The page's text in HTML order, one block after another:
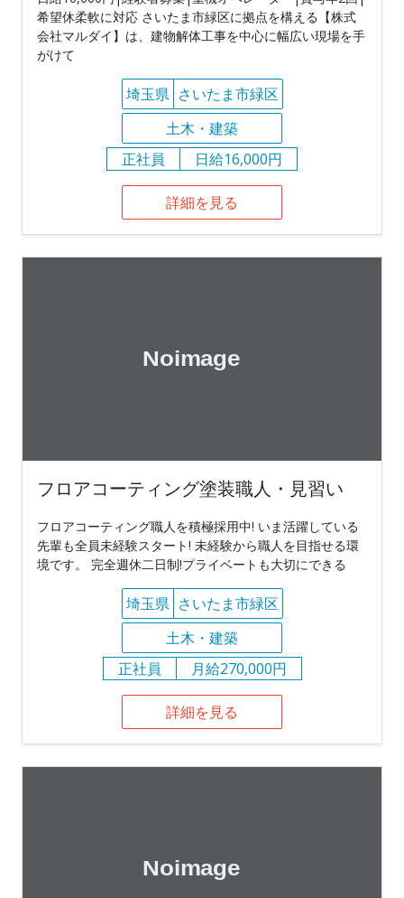
希望休柔軟に対応 さいたま市緑区に拠点を構える【株式
会社マルダイ】は、建物解体工事を中心に幅広い現場を手
がけて
埼玉県 さいたま市緑区
土木・建築
正社員
日給16,000円
詳細を見る
フロアコーティング塗装職人・見習い
フロアコーティング職人を積極採用中! いま活躍している
先輩も全員未経験スタート! 未経験から職人を目指せる環
境です。 完全週休二日制!プライベートも大切にできる
埼玉県 さいたま市緑区
土木・建築
正社員
月給270,000円
詳細を見る